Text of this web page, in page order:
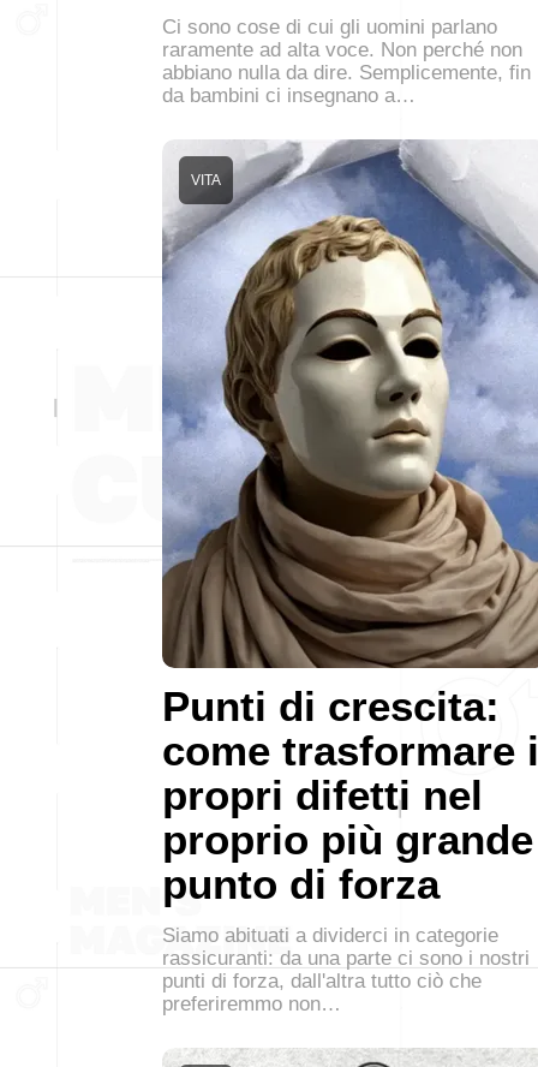
Ci sono cose di cui gli uomini parlano
raramente ad alta voce. Non perché non
abbiano nulla da dire. Semplicemente, fin
da bambini ci insegnano a…
Punti di crescita:
come trasformare i
propri difetti nel
proprio più grande
punto di forza
VITA
Siamo abituati a dividerci in categorie
rassicuranti: da una parte ci sono i nostri
punti di forza, dall'altra tutto ciò che
preferiremmo non…